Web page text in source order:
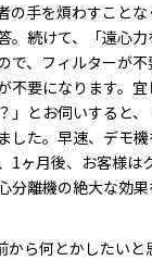
の手を煩わすこと
。続けて、「遠心
で、フィルターが
不要になります。
」とお伺いすると
した。早速、デモ
1ヶ月後、お客様は
分離機の絶大な効
から何とかしたいと